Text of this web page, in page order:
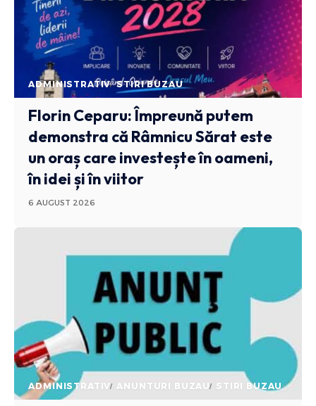
ADMINISTRATIV STIRI BUZAU
Florin Ceparu: Împreună putem
demonstra că Râmnicu Sărat este
un oraș care investește în oameni,
în idei și în viitor
6 AUGUST 2026
ADMINISTRATIV ANUNTURI BUZAU STIRI BUZAU